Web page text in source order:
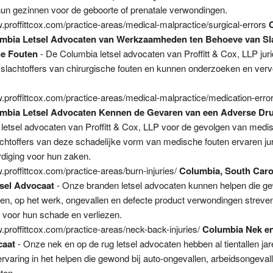
gezinnen voor de geboorte of prenatale verwondingen.
practice-areas/medical-malpractice/surgical-errors
Letsel Advocaten van Werkzaamheden ten Behoeve van
Fouten- De Columbia letsel advocaten van Proffitt & Cox, LLP
van chirurgische fouten en kunnen onderzoeken en
practice-areas/medical-malpractice/medication-
Letsel Advocaten Kennen de Gevaren van een Adverse
advocaten van Proffitt & Cox, LLP voor de gevolgen van
van deze schadelijke vorm van medische fouten ervaren
voor hun zaken.
practice-areas/burn-injuries/Columbia, South
Advocaat- Onze branden letsel advocaten kunnen helpen die
op het werk, ongevallen en defecte product verwondingen
hun schade en verliezen.
practice-areas/neck-back-injuries/Columbia Nek
- Onze nek en op de rug letsel advocaten hebben al tientallen
in het helpen die gewond bij auto-ongevallen,